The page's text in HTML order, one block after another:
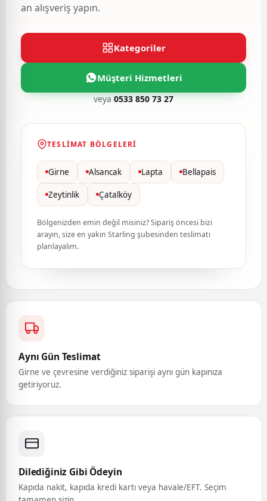
an alışveriş yapın.
Kategoriler
Müşteri Hizmetleri
veya0533 850 73 27
TESLIMAT BÖLGELERI
Girne Alsancak Lapta Bellapais
Zeytinlik Çatalköy
Bölgenizden emin değil misiniz? Sipariş öncesi bizi
arayın, size en yakın Starling şubesinden teslimatı
planlayalım.
Aynı Gün Teslimat
Girne ve çevresine verdiğiniz siparişi aynı gün kapınıza
getiriyoruz.
Dilediğiniz Gibi Ödeyin
Kapıda nakit, kapıda kredi kartı veya havale/EFT. Seçim